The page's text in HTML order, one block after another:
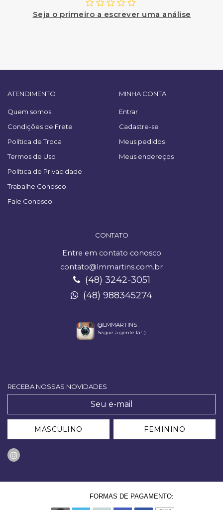
Seja o primeiro a escrever uma análise
ATENDIMENTO
Quem somos
Condições de Frete
Política de Troca
Termos de Uso
Política de Privacidade
Trabalhe Conosco
Fale Conosco
MINHA CONTA
Entrar
Cadastre-se
Meus pedidos
Meus endereços
CONTATO
Entre em contato conosco
contato@lmmartins.com.br
(48) 3242-3051
(48) 988345274
@LMMARTINS_
Segue a gente lá! :)
RECEBA NOSSAS NOVIDADES
MASCULINO FEMININO
FORMAS DE PAGAMENTO: